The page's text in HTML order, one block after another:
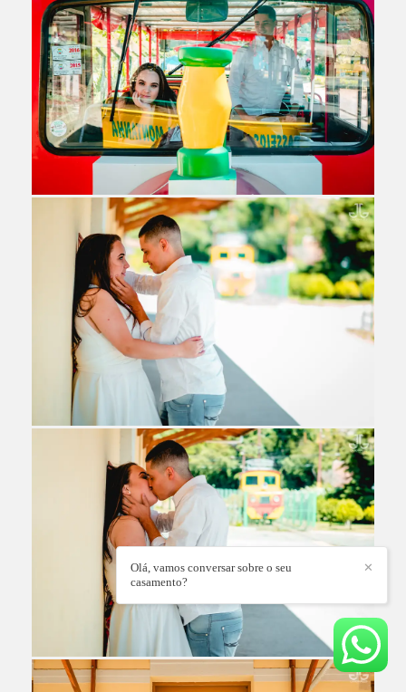
✕
Olá, vamos conversar sobre o seu
casamento?